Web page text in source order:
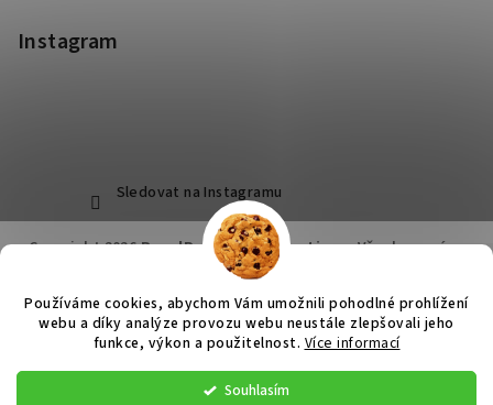
Používáme cookies, abychom Vám umožnili pohodlné prohlížení
webu a díky analýze provozu webu neustále zlepšovali jeho
funkce, výkon a použitelnost. Více informací
Souhlasím
Instagram
Sledovat na Instagramu
Copyright 2026RoyalPets Salon&Boutique. Všechna práva
vyhrazena.
Vytvořil Shoptet